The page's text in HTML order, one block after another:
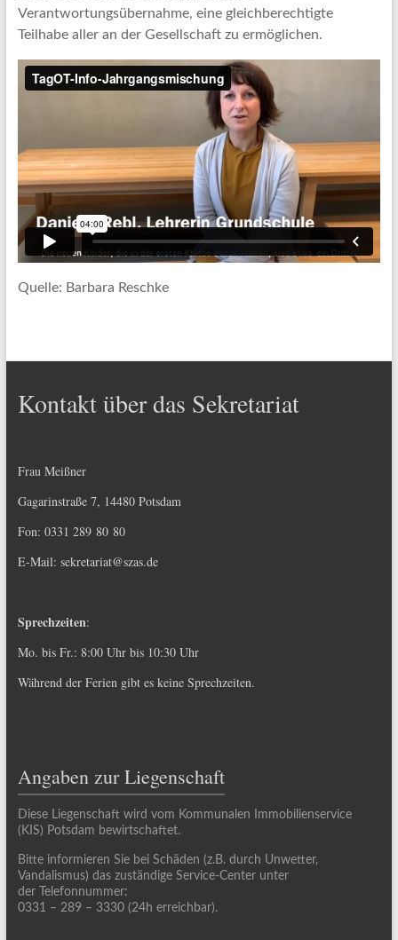
Verantwortungsübernahme, eine gleichberechtigte
Teilhabe aller an der Gesellschaft zu ermöglichen.
Quelle: Barbara Reschke
Kontakt über das Sekretariat
Frau Meißner
Gagarinstraße 7, 14480 Potsdam
Fon: 0331 289 80 80
E-Mail: sekretariat@szas.de
Sprechzeiten:
Mo. bis Fr.: 8:00 Uhr bis 10:30 Uhr
Während der Ferien gibt es keine Sprechzeiten.
Angaben zur Liegenschaft
Diese Liegenschaft wird vom Kommunalen Immobilienservice
(KIS) Potsdam bewirtschaftet.
Bitte informieren Sie bei Schäden (z.B. durch Unwetter,
Vandalismus) das zuständige Service-Center unter
der Telefonnummer:
0331 – 289 – 3330 (24h erreichbar).